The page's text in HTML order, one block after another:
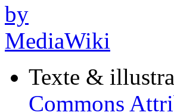
Texte &
Commons